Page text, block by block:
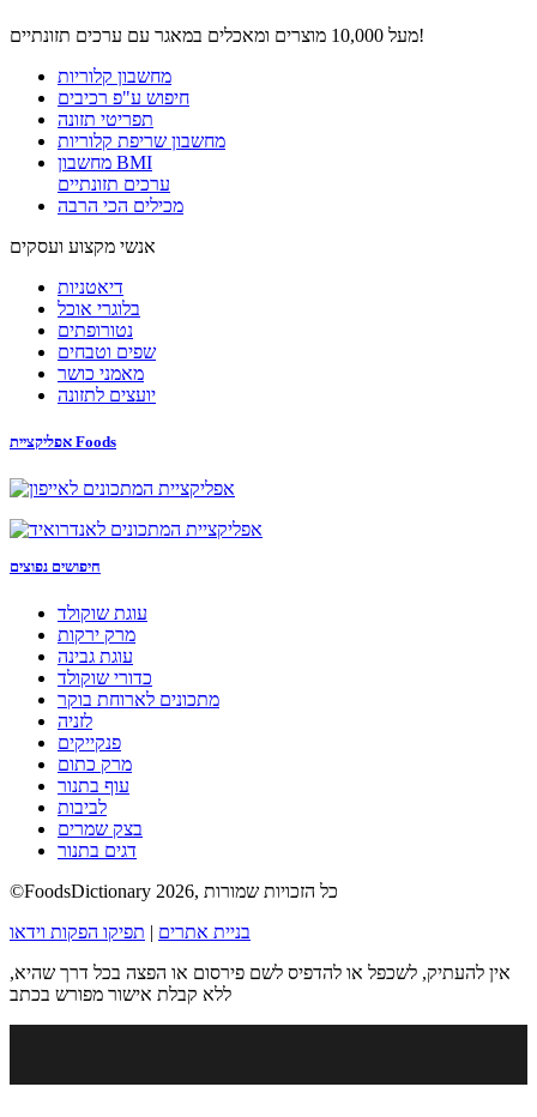
מעל 10,000 מוצרים ומאכלים במאגר עם ערכים תזונתיים!
מחשבון קלוריות
חיפוש ע"פ רכיבים
תפריטי תזונה
מחשבון שריפת קלוריות
מחשבון BMI
ערכים תזונתיים
מכילים הכי הרבה
אנשי מקצוע ועסקים
דיאטניות
בלוגרי אוכל
נטורופתים
שפים וטבחים
מאמני כושר
יועצים לתזונה
אפליקציית Foods
חיפושים נפוצים
עוגת שוקולד
מרק ירקות
עוגת גבינה
כדורי שוקולד
מתכונים לארוחת בוקר
לזניה
פנקייקים
מרק כתום
עוף בתנור
לביבות
בצק שמרים
דגים בתנור
©FoodsDictionary 2026, כל הזכויות שמורות
בניית אתרים | תפיקו הפקות וידאו
אין להעתיק, לשכפל או להדפיס לשם פירסום או הפצה בכל דרך שהיא,
ללא קבלת אישור מפורש בכתב